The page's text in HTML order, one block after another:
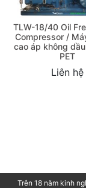
TLW-18/40 Oil
Compressor /
cao áp không
PET
Liên hệ
Trên 18 năm kinh